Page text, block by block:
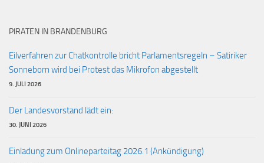
PIRATEN IN BRANDENBURG
Eilverfahren zur Chatkontrolle bricht Parlamentsregeln – Satiriker
Sonneborn wird bei Protest das Mikrofon abgestellt
9. JULI 2026
Der Landesvorstand lädt ein:
30. JUNI 2026
Einladung zum Onlineparteitag 2026.1 (Ankündigung)